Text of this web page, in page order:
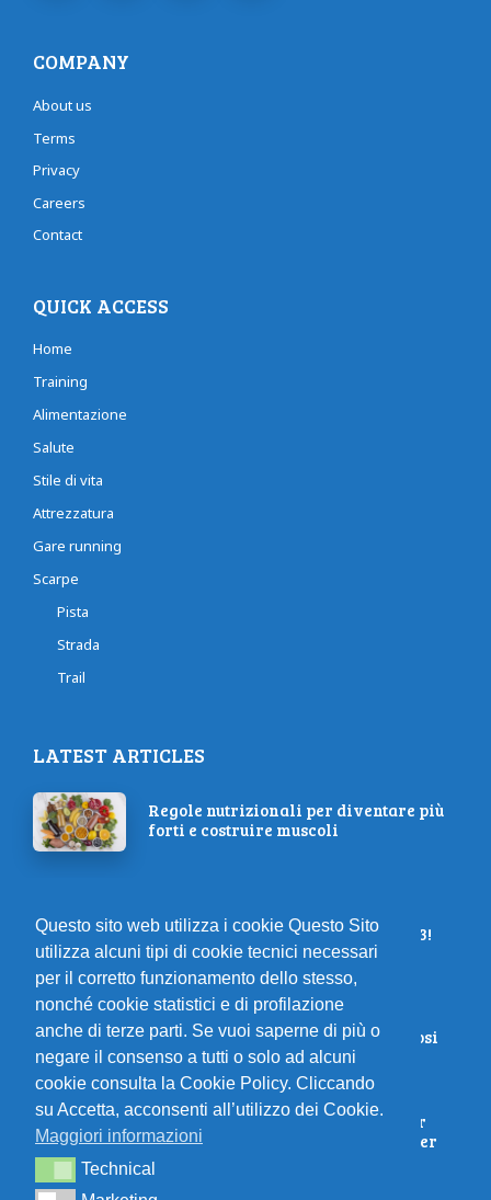
COMPANY
About us
Terms
Privacy
Careers
Contact
QUICK ACCESS
Home
Training
Alimentazione
Salute
Stile di vita
Attrezzatura
Gare running
Scarpe
Pista
Strada
Trail
LATEST ARTICLES
Regole nutrizionali per diventare più
forti e costruire muscoli
Partecipa alla 12° Maratona
Alzheimer a Cesenatico 10/09/2023!
La mia avventura con la corsa: 5
consigli per dimagrire divertendosi
Vola come un fulmine: 4 segreti per
migliorare la tua velocità da runner
Questo sito web utilizza i cookie Questo Sito
utilizza alcuni tipi di cookie tecnici necessari
per il corretto funzionamento dello stesso,
nonché cookie statistici e di profilazione
anche di terze parti. Se vuoi saperne di più o
negare il consenso a tutti o solo ad alcuni
cookie consulta la Cookie Policy. Cliccando
su Accetta, acconsenti all’utilizzo dei Cookie.
Maggiori informazioni
TechnicalTechnical